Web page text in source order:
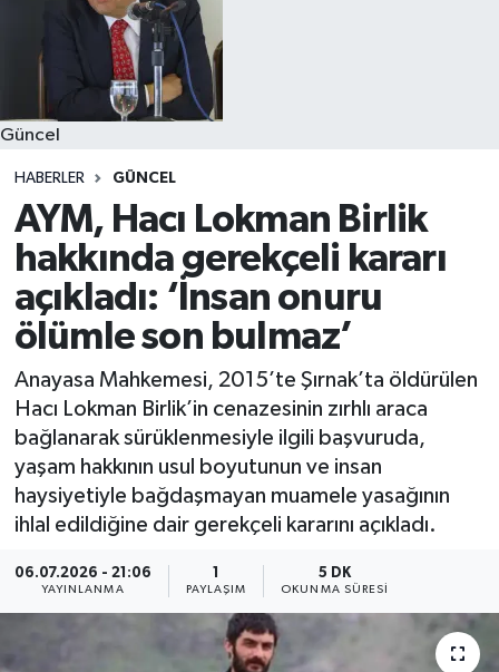
Güncel
HABERLER GÜNCEL
AYM, Hacı Lokman Birlik
hakkında gerekçeli kararı
açıkladı: ‘İnsan onuru
ölümle son bulmaz’
Anayasa Mahkemesi, 2015’te Şırnak’ta öldürülen
Hacı Lokman Birlik’in cenazesinin zırhlı araca
bağlanarak sürüklenmesiyle ilgili başvuruda,
yaşam hakkının usul boyutunun ve insan
haysiyetiyle bağdaşmayan muamele yasağının
ihlal edildiğine dair gerekçeli kararını açıkladı.
06.07.2026 - 21:06
YAYINLANMA
1
PAYLAŞIM
5 DK
OKUNMA SÜRESI